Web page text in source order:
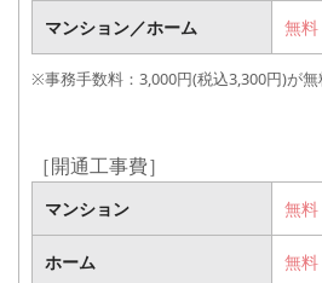
マンション／ホーム 無料
※事務手数料：3,000円(税込3,300円)が無
［開通工事費］
マンション 無料
ホーム 無料
マンション／ホーム 無料
マンション
ホーム